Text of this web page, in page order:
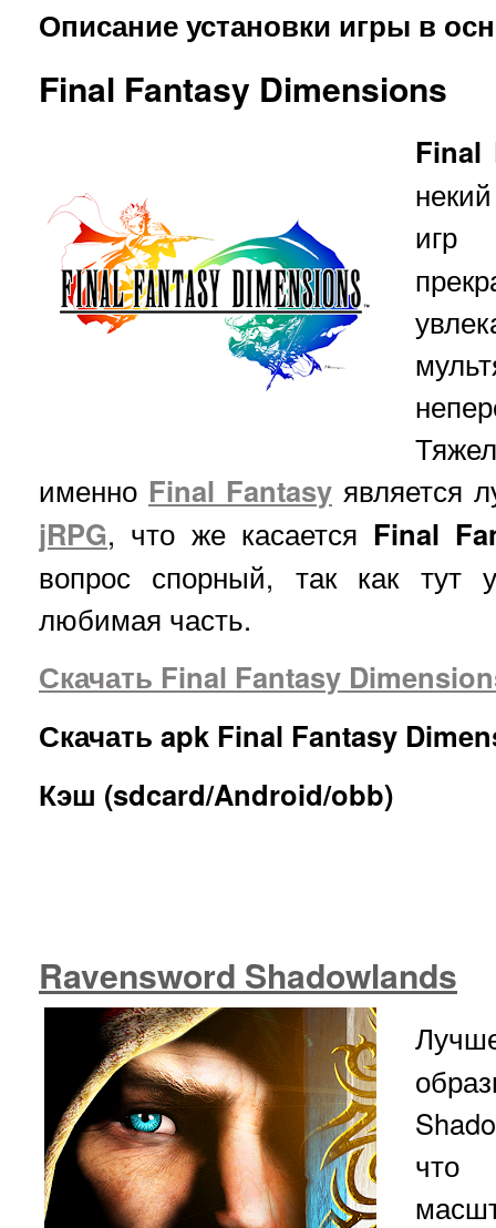
Описание установки игры в
Final Fantasy Dimensions
Final
игр
именно Final Fantasy является
jRPG, что же касается Final
вопрос спорный, так как тут
любимая часть.
Скачать Final Fantasy
Скачать apk Final Fantasy
Кэш (sdcard/Android/obb)
Ravensword Shadowlands
что